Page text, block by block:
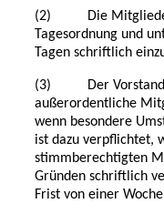
(2) Die Mitglieder
Tagesordnung und
Tagen schriftlich
(3) Der Vorstand
außerordentliche
wenn besondere
ist dazu verpflichtet,
stimmberechtigten
Gründen schriftlich
Frist von einer